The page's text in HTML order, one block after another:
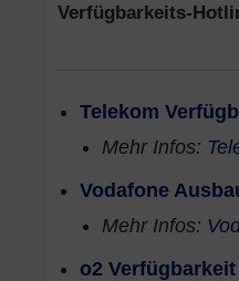
Verfügbarkeits-
Telekom
Mehr Infos:
Vodafone
Mehr Infos:
o2